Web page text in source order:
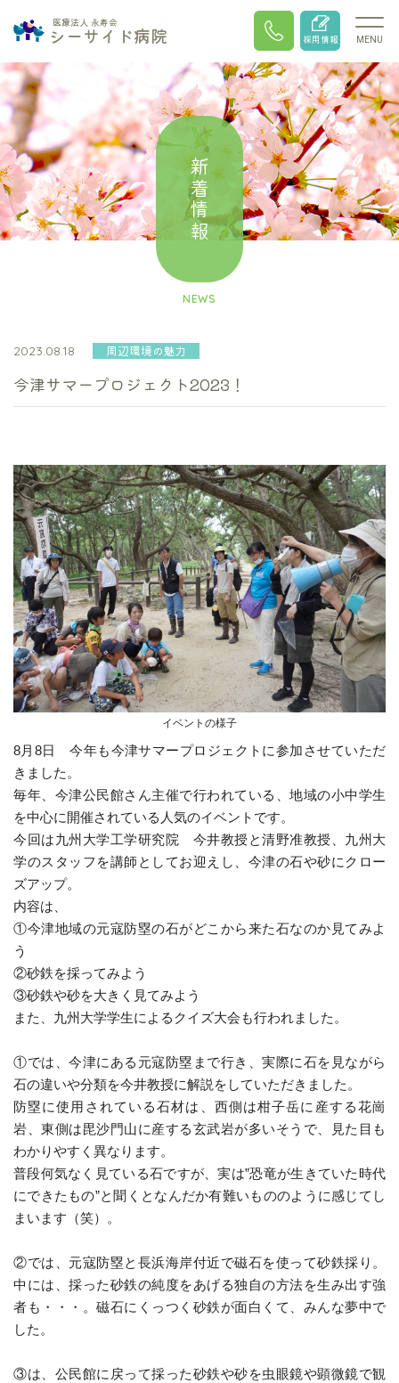
医療法人 永寿会
シーサイド病院 採用情報 MENU
新着情報
NEWS
2023.08.18 周辺環境の魅力
今津サマープロジェクト2023！
イベントの様子
8月8日 今年も今津サマープロジェクトに参加させていただ
きました。
毎年、今津公民館さん主催で行われている、地域の小中学生
を中心に開催されている人気のイベントです。
今回は九州大学工学研究院 今井教授と清野准教授、九州大
学のスタッフを講師としてお迎えし、今津の石や砂にクロー
ズアップ。
内容は、
①今津地域の元寇防塁の石がどこから来た石なのか見てみよ
う
②砂鉄を採ってみよう
③砂鉄や砂を大きく見てみよう
また、九州大学学生によるクイズ大会も行われました。
①では、今津にある元寇防塁まで行き、実際に石を見ながら
石の違いや分類を今井教授に解説をしていただきました。
防塁に使用されている石材は、西側は柑子岳に産する花崗
岩、東側は毘沙門山に産する玄武岩が多いそうで、見た目も
わかりやすく異なります。
普段何気なく見ている石ですが、実は”恐竜が生きていた時代
にできたもの”と聞くとなんだか有難いもののように感じてし
まいます（笑）。
②では、元寇防塁と長浜海岸付近で磁石を使って砂鉄採り。
中には、採った砂鉄の純度をあげる独自の方法を生み出す強
者も・・・。磁石にくっつく砂鉄が面白くて、みんな夢中で
した。
③は、公民館に戻って採った砂鉄や砂を虫眼鏡や顕微鏡で観